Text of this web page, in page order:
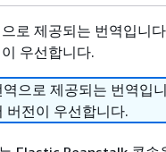
로 제공되는 번역입니
우선합니다.
역으로 제공되는 번역입
버전이 우선합니다.